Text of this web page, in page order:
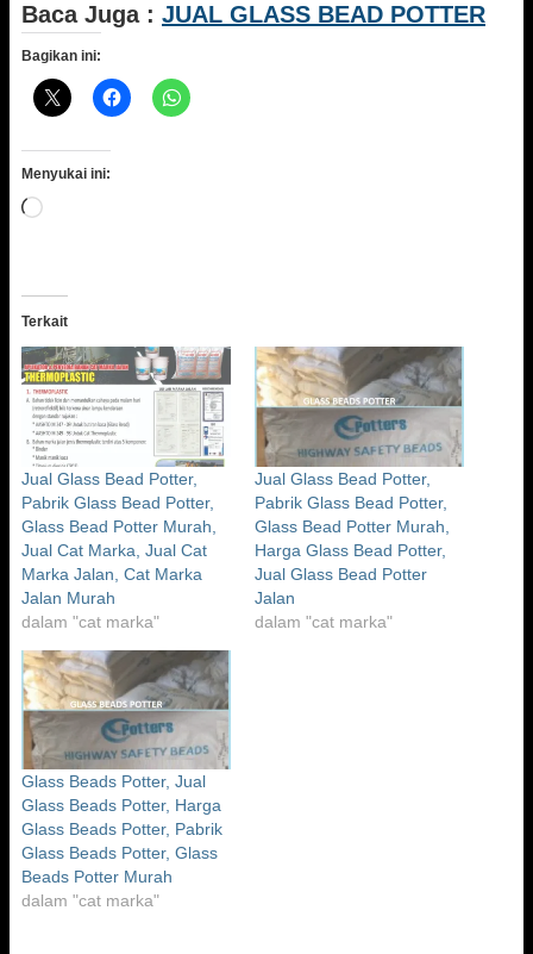
Baca Juga : JUAL GLASS BEAD POTTER
Bagikan ini:
Menyukai ini:
Memuat...
Terkait
Jual Glass Bead Potter,
Pabrik Glass Bead Potter,
Glass Bead Potter Murah,
Jual Cat Marka, Jual Cat
Marka Jalan, Cat Marka
Jalan Murah
dalam "cat marka"
Jual Glass Bead Potter,
Pabrik Glass Bead Potter,
Glass Bead Potter Murah,
Harga Glass Bead Potter,
Jual Glass Bead Potter
Jalan
dalam "cat marka"
Glass Beads Potter, Jual
Glass Beads Potter, Harga
Glass Beads Potter, Pabrik
Glass Beads Potter, Glass
Beads Potter Murah
dalam "cat marka"